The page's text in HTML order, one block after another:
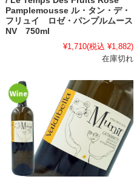
Pamplemousse ル・タン・デ・
フリュイ ロゼ・パンプルムース
NV 750ml
¥1,710(税込 ¥1,882)
在庫切れ